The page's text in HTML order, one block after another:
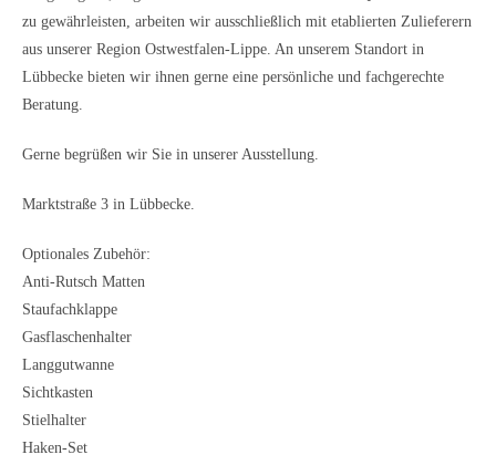
zu gewährleisten, arbeiten wir ausschließlich mit etablierten Zulieferern
aus unserer Region Ostwestfalen-Lippe. An unserem Standort in
Lübbecke bieten wir ihnen gerne eine persönliche und fachgerechte
Beratung.
Gerne begrüßen wir Sie in unserer Ausstellung.
Marktstraße 3 in Lübbecke.
Optionales Zubehör:
Anti-Rutsch Matten
Staufachklappe
Gasflaschenhalter
Langgutwanne
Sichtkasten
Stielhalter
Haken-Set